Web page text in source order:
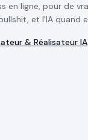
en ligne, pour de
et l'IA quand
& Réalisateur IA